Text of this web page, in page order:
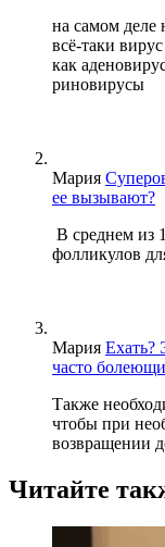
на самом деле
всё-таки
как
риновирусы
Мария
ее вызывают?
В среднем из
фолликулов
Мария Ехать?
часто
Также
чтобы при
возвращении
Читайте